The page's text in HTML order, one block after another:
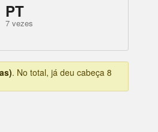
PT
7 vezes
. No total, já deu cabeça 8